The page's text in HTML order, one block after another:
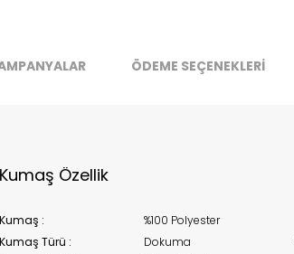
This look-up is an indication of where stock
can't guarantee it'll be there for long.
ÖDEME SEÇENEKLERİ
Kumaş Özellik
Kumaş :
%100 Polyester
Kumaş Türü :
Dokuma